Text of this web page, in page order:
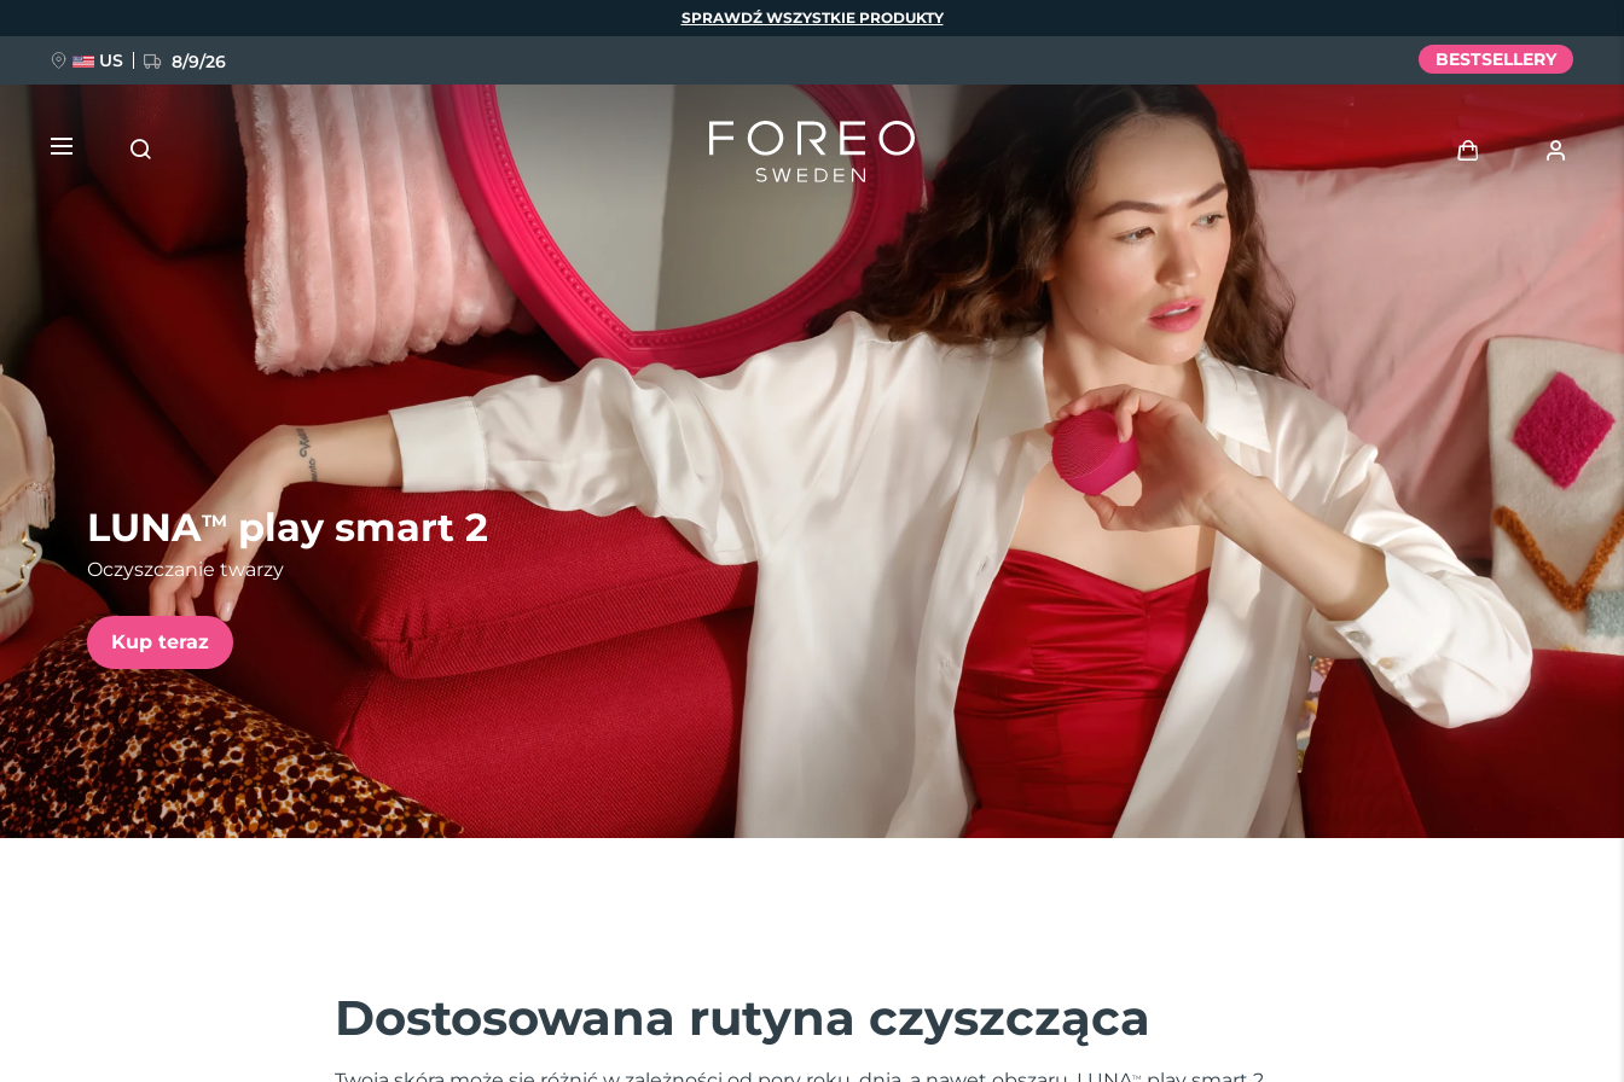
LUNATMplay smart 2
Oczyszczanie twarzy
Kup teraz
Dostosowana rutyna czyszcząca
TM
SPRAWDŹ WSZYSTKIE PRODUKTY
US 8/9/26 BESTSELLERY
Profil użytkownika
Moje urządzenia
Moje zamówienia
Moje adresy
Moje subskrypcje
FAQ™ Pure Beauty-Tech Elixir
BREAKING NEWS
issa™ Teeth Whitening Set
FAQ™ Dual LED Panel
POPULARNY